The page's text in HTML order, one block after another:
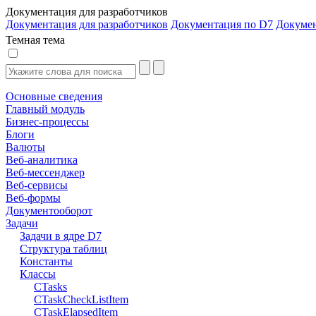
Документация для разработчиков
Документация для разработчиков Документация по D7
Темная тема
Основные сведения
Главный модуль
Бизнес-процессы
Блоги
Валюты
Веб-аналитика
Веб-мессенджер
Веб-сервисы
Веб-формы
Документооборот
Задачи
Задачи в ядре D7
Структура таблиц
Константы
Классы
CTasks
CTaskCheckListItem
CTaskElapsedItem